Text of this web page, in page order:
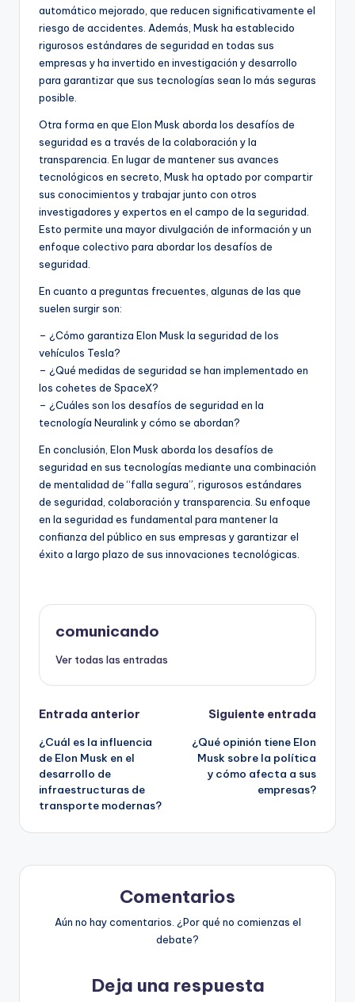
automático mejorado, que reducen significativamente el
riesgo de accidentes. Además, Musk ha establecido
rigurosos estándares de seguridad en todas sus
empresas y ha invertido en investigación y desarrollo
para garantizar que sus tecnologías sean lo más seguras
posible.
Otra forma en que Elon Musk aborda los desafíos de
seguridad es a través de la colaboración y la
transparencia. En lugar de mantener sus avances
tecnológicos en secreto, Musk ha optado por compartir
sus conocimientos y trabajar junto con otros
investigadores y expertos en el campo de la seguridad.
Esto permite una mayor divulgación de información y un
enfoque colectivo para abordar los desafíos de
seguridad.
En cuanto a preguntas frecuentes, algunas de las que
suelen surgir son:
– ¿Cómo garantiza Elon Musk la seguridad de los
vehículos Tesla?
– ¿Qué medidas de seguridad se han implementado en
los cohetes de SpaceX?
– ¿Cuáles son los desafíos de seguridad en la
tecnología Neuralink y cómo se abordan?
En conclusión, Elon Musk aborda los desafíos de
seguridad en sus tecnologías mediante una combinación
de mentalidad de “falla segura”, rigurosos estándares
de seguridad, colaboración y transparencia. Su enfoque
en la seguridad es fundamental para mantener la
confianza del público en sus empresas y garantizar el
éxito a largo plazo de sus innovaciones tecnológicas.
comunicando
Ver todas las entradas
Navegación
de
entradas
Entrada anterior
¿Cuál es la influencia
de Elon Musk en el
desarrollo de
infraestructuras de
transporte modernas?
Siguiente entrada
¿Qué opinión tiene Elon
Musk sobre la política
y cómo afecta a sus
empresas?
Comentarios
Aún no hay comentarios. ¿Por qué no comienzas el
debate?
Deja una respuesta